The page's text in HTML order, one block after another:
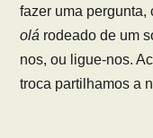
fazer uma pergunta,
olá rodeado de um
nos, ou ligue-nos.
troca partilhamos a